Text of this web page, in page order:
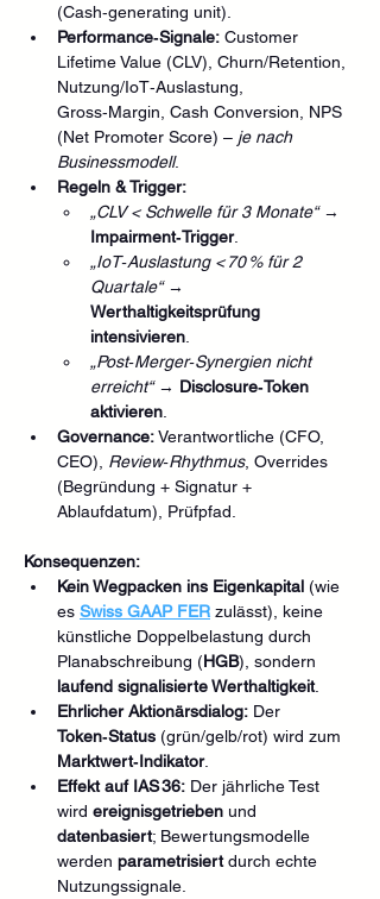
(Cash‑generating unit).
Performance‑Signale: Customer
Lifetime Value (CLV), Churn/Retention,
Nutzung/IoT‑Auslastung,
Gross‑Margin, Cash Conversion, NPS
(Net Promoter Score) – je nach
Businessmodell.
Regeln & Trigger:
„CLV < Schwelle für 3 Monate“ →
Impairment‑Trigger.
„IoT‑Auslastung < 70 % für 2
Quartale“ →
Werthaltigkeitsprüfung
intensivieren
„Post‑Merger‑Synergien nicht
erreicht“ → Disclosure‑Token
aktivieren
Governance: Verantwortliche (CFO,
CEO), Review‑Rhythmus, Overrides
(Begründung + Signatur +
Ablaufdatum), Prüfpfad.
Konsequenzen:
Kein Wegpacken ins Eigenkapital (wie
es Swiss GAAP FER zulässt), keine
künstliche Doppelbelastung durch
Planabschreibung (HGB), sondern
laufend signalisierte Werthaltigkeit.
Ehrlicher Aktionärsdialog: Der
Token‑Status (grün/gelb/rot) wird zum
Marktwert‑Indikator.
Effekt auf IAS 36: Der jährliche Test
wird ereignisgetrieben und
datenbasiert; Bewertungsmodelle
werden parametrisiert durch echte
Nutzungssignale.